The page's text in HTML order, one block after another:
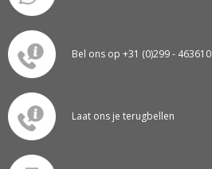
Bel ons op +31 (0)299 - 463610
Laat ons je terugbellen